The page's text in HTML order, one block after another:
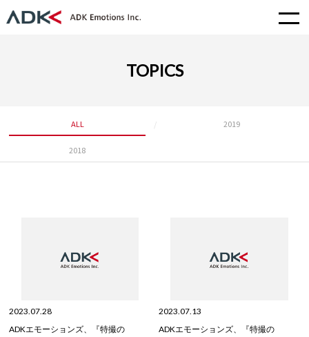
TOPICS
ALL 2019
2018
2023.07.28
ADKエモーションズ、『特撮の
2023.07.13
ADKエモーションズ、『特撮の